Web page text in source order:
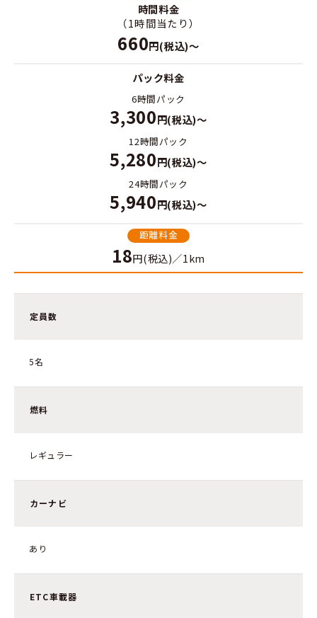
時間料金
（1時間当たり）
660円(税込)～
パック料金
6時間パック
3,300円(税込)～
12時間パック
5,280円(税込)～
24時間パック
5,940円(税込)～
距離料金
18円(税込)／1km
定員数
5名
燃料
レギュラー
カーナビ
あり
ETC車載器